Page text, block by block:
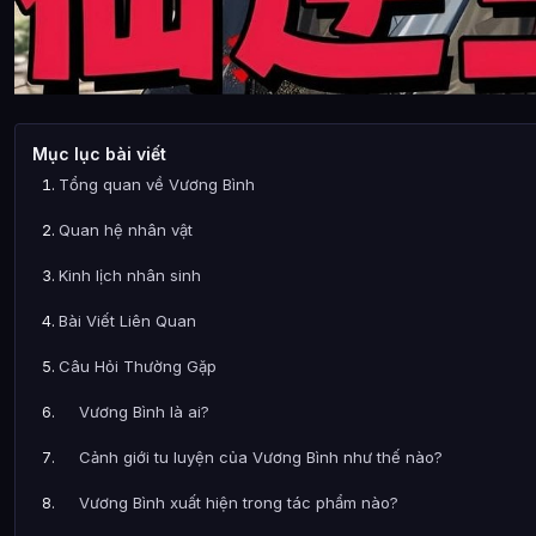
Mục lục bài viết
Tổng quan về Vương Bình
Quan hệ nhân vật
Kinh lịch nhân sinh
Bài Viết Liên Quan
Câu Hỏi Thường Gặp
Vương Bình là ai?
Cảnh giới tu luyện của Vương Bình như thế nào?
Vương Bình xuất hiện trong tác phẩm nào?